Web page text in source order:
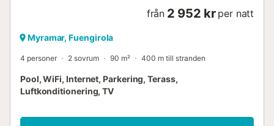
från 2 952 kr per natt
Myramar, Fuengirola
4 personer 2 sovrum 90 m² 400 m till stranden
Pool, WiFi, Internet, Parkering, Terass,
Luftkonditionering, TV